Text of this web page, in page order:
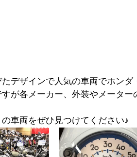
デザインで人気の車両でホン
が各メーカー、外装やメータ
車両をぜひ見つけてください♪